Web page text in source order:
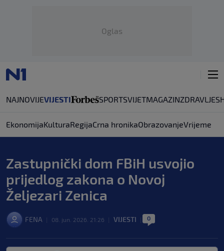
Oglas
NAJNOVIJEVIJESTI SPORTSVIJETMAGAZINZDRAVLJE
EkonomijaKulturaRegijaCrna hronikaObrazovanjeVrijeme
Zastupnički dom FBiH usvojio
prijedlog zakona o Novoj
Željezari Zenica
FENA 08. jun. 2026. 21:26 VIJESTI 0